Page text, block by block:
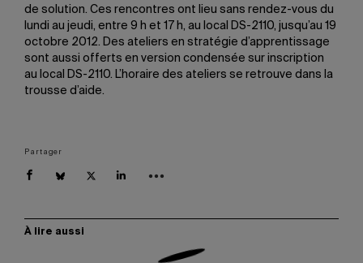
de solution. Ces rencontres ont lieu sans rendez-vous du
lundi au jeudi, entre 9 h et 17 h, au local DS-2110, jusqu’au 19
octobre 2012. Des ateliers en stratégie d’apprentissage
sont aussi offerts en version condensée sur inscription
au local DS-2110. L’horaire des ateliers se retrouve dans la
trousse d’aide.
Partager
À lire aussi